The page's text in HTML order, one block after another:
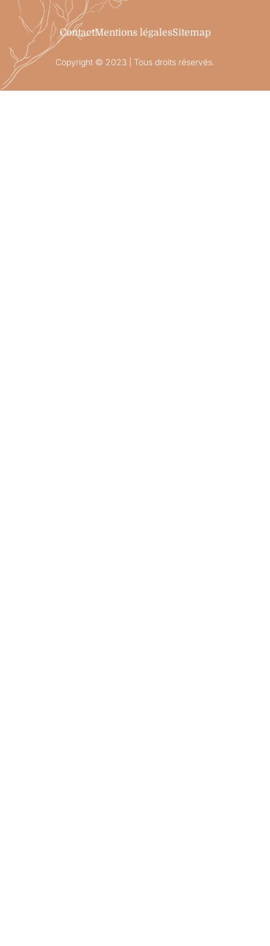
ContactMentions légalesSitemap
Copyright © 2023 | Tous droits réservés.